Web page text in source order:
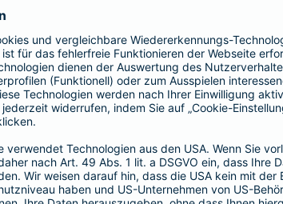
41,58 EUR
35,64 EUR
23,76 EUR